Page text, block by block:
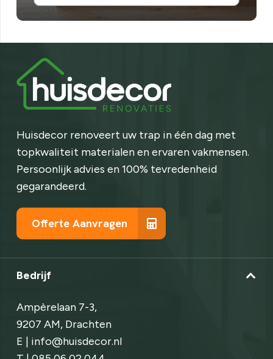
Huisdecor renoveert uw trap in één dag met
topkwaliteit materialen en ervaren vakmensen.
Persoonlijk advies en 100% tevredenheid
gegarandeerd.
Offerte Aanvragen
Bedrijf
Ampèrelaan 7-3,
9207 AM, Drachten
E | info@huisdecor.nl